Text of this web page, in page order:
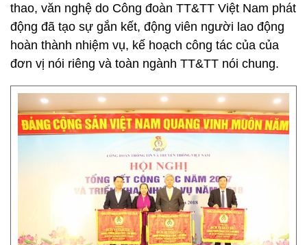
thao, văn nghệ do Công đoàn TT&TT Việt Nam phát
động đã tạo sự gắn kết, động viên người lao động
hoàn thành nhiệm vụ, kế hoạch công tác của của
đơn vị nói riêng và toàn ngành TT&TT nói chung.